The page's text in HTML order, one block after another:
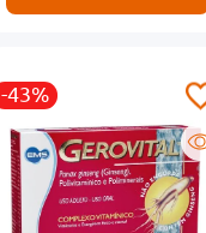
-43%